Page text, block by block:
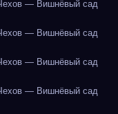
— Вишнёвый сад
— Вишнёвый сад
— Вишнёвый сад
— Вишнёвый сад